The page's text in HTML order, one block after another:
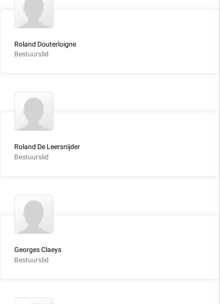
Roland Douterloigne
Bestuurslid
Roland De Leersnijder
Bestuurslid
Georges Claeys
Bestuurslid